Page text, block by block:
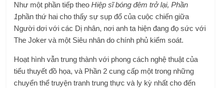
Như một phần tiếp theoHiệp sĩ bóng đêm trở lại, Phần
1phần thứ hai cho thấy sự sụp đổ của cuộc chiến giữa
Người dơi với các Dị nhân, nơi anh ta hiện đang đọ sức với
The Joker và một Siêu nhân do chính phủ kiểm soát.
Hoạt hình vẫn trung thành với phong cách nghệ thuật của
tiểu thuyết đồ họa, và Phần 2 cung cấp một trong những
chuyển thể truyện tranh trung thực và ly kỳ nhất cho đến